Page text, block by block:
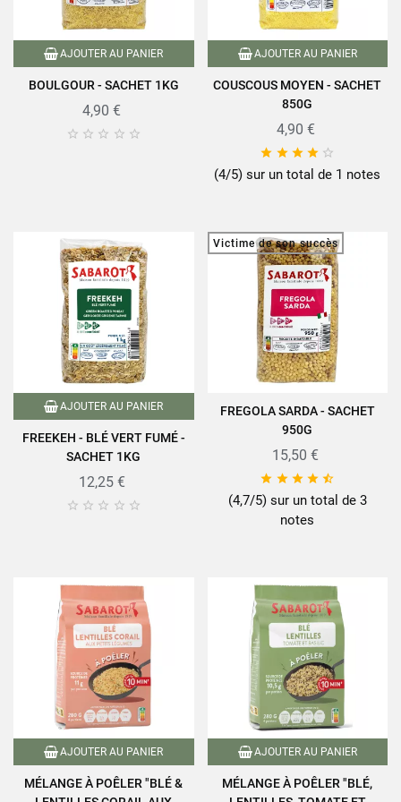
AJOUTER AU PANIER
BOULGOUR - SACHET 1KG
4,90 €
    
AJOUTER AU PANIER
COUSCOUS MOYEN - SACHET
850G
4,90 €
    
(4/5) sur un total de 1 notes
AJOUTER AU PANIER
FREEKEH - BLÉ VERT FUMÉ -
SACHET 1KG
12,25 €
    
Victime de son succès
FREGOLA SARDA - SACHET
950G
15,50 €
    
(4,7/5) sur un total de 3
notes
AJOUTER AU PANIER
MÉLANGE À POÊLER "BLÉ &
AJOUTER AU PANIER
MÉLANGE À POÊLER "BLÉ,